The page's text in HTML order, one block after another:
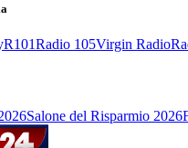
R101Radio 105Virgin Radio
Salone del Risparmio 2026